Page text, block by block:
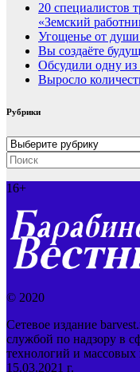
20 специалистов
«Земский
Угощенье от
Вы создаёте
Обсудили одну из
Выросло
Рубрики
Рубрики
16+
© 2020
Сетевое издание
службой по надзору в
технологий и
15.03.2021 г.